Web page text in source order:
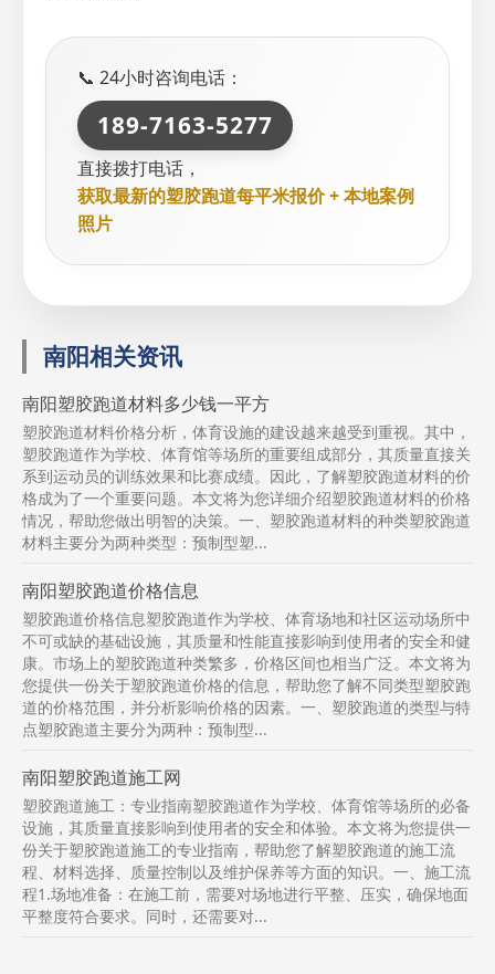
📞 24小时咨询电话：
189-7163-5277
直接拨打电话，
获取最新的塑胶跑道每平米报价 + 本地案例
照片
南阳相关资讯
南阳塑胶跑道材料多少钱一平方
塑胶跑道材料价格分析，体育设施的建设越来越受到重视。其中，
塑胶跑道作为学校、体育馆等场所的重要组成部分，其质量直接关
系到运动员的训练效果和比赛成绩。因此，了解塑胶跑道材料的价
格成为了一个重要问题。本文将为您详细介绍塑胶跑道材料的价格
情况，帮助您做出明智的决策。一、塑胶跑道材料的种类塑胶跑道
材料主要分为两种类型：预制型塑...
南阳塑胶跑道价格信息
塑胶跑道价格信息塑胶跑道作为学校、体育场地和社区运动场所中
不可或缺的基础设施，其质量和性能直接影响到使用者的安全和健
康。市场上的塑胶跑道种类繁多，价格区间也相当广泛。本文将为
您提供一份关于塑胶跑道价格的信息，帮助您了解不同类型塑胶跑
道的价格范围，并分析影响价格的因素。一、塑胶跑道的类型与特
点塑胶跑道主要分为两种：预制型...
南阳塑胶跑道施工网
塑胶跑道施工：专业指南塑胶跑道作为学校、体育馆等场所的必备
设施，其质量直接影响到使用者的安全和体验。本文将为您提供一
份关于塑胶跑道施工的专业指南，帮助您了解塑胶跑道的施工流
程、材料选择、质量控制以及维护保养等方面的知识。一、施工流
程1.场地准备：在施工前，需要对场地进行平整、压实，确保地面
平整度符合要求。同时，还需要对...